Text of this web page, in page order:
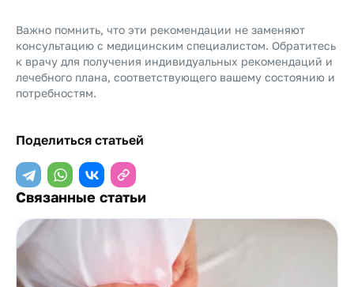
Важно помнить, что эти рекомендации не заменяют
консультацию с медицинским специалистом. Обратитесь
к врачу для получения индивидуальных рекомендаций и
лечебного плана, соответствующего вашему состоянию и
потребностям.
Поделиться статьей
Связанные статьи